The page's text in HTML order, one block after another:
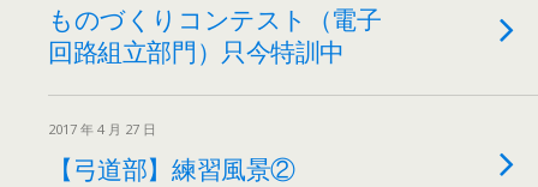
ものづくりコンテスト（電子
回路組立部門）只今特訓中
2017 年 4 月 27 日
【弓道部】練習風景②